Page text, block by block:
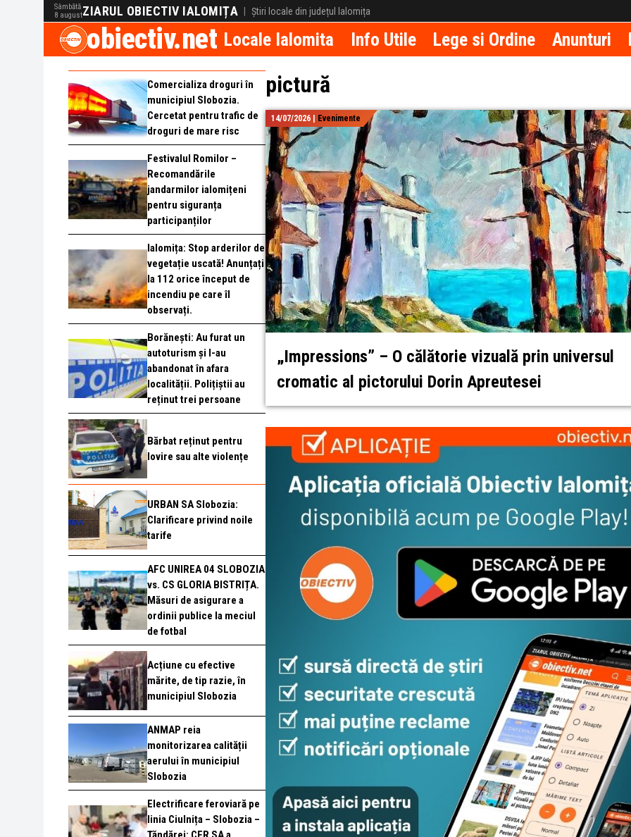
Sâmbătă
8 augustZIARUL OBIECTIV IALOMIȚA | Știri locale din județul Ialomița
obiectiv.net Locale Ialomita Info Utile Lege si Ordine Anunturi
Comercializa droguri în
municipiul Slobozia.
Cercetat pentru trafic de
droguri de mare risc
Festivalul Romilor –
Recomandările
jandarmilor ialomițeni
pentru siguranța
participanților
Ialomița: Stop arderilor de
vegetație uscată! Anunțați
la 112 orice început de
incendiu pe care îl
observați.
Borănești: Au furat un
autoturism și l-au
abandonat în afara
localității. Polițiștii au
reținut trei persoane
Bărbat reținut pentru
lovire sau alte violențe
URBAN SA Slobozia:
Clarificare privind noile
tarife
AFC UNIREA 04 SLOBOZIA
vs. CS GLORIA BISTRIȚA.
Măsuri de asigurare a
ordinii publice la meciul
de fotbal
Acțiune cu efective
mărite, de tip razie, în
municipiul Slobozia
ANMAP reia
monitorizarea calității
aerului în municipiul
Slobozia
Electrificare feroviară pe
linia Ciulnița – Slobozia –
pictură
14/07/2026 | Evenimente
„Impressions” – O călătorie vizuală prin universul
cromatic al pictorului Dorin Apreutesei